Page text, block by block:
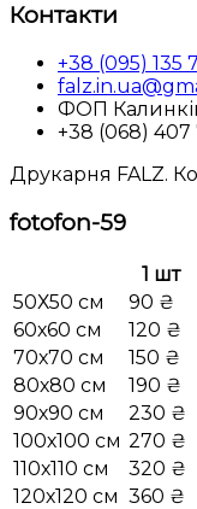
Контакти
+38 (095) 135
ФОП
+38 (068) 407
Друкарня FALZ.
fotofon-59
1 шт
50Х50 см
90 ₴
60х60 см
120 ₴
70х70 см
150 ₴
80х80 см
190 ₴
90х90 см
230 ₴
100х100 см 270 ₴
110х110 см
320 ₴
120х120 см 360 ₴